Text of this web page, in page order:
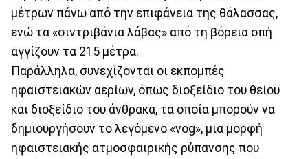
μέτρων πάνω από την επιφάνεια της θάλασσας,
ενώ τα «σιντριβάνια λάβας» από τη βόρεια οπή
αγγίζουν τα 215 μέτρα.
Παράλληλα, συνεχίζονται οι εκπομπές
ηφαιστειακών αερίων, όπως διοξείδιο του θείου
και διοξείδιο του άνθρακα, τα οποία μπορούν να
δημιουργήσουν το λεγόμενο «vog», μια μορφή
ηφαιστειακής ατμοσφαιρικής ρύπανσης που